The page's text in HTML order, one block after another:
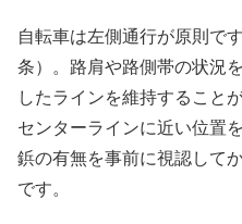
自転車は左側通行が原則で
条）。路肩や路側帯の状況
したラインを維持すること
センターラインに近い位置
鋲の有無を事前に視認して
です。